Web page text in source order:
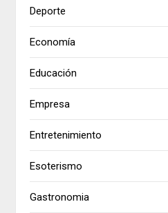
Deporte
Economía
Educación
Empresa
Entretenimiento
Esoterismo
Gastronomia